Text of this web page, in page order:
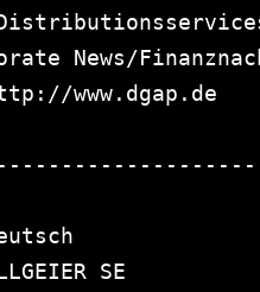
News/
www.dgap.de
SE